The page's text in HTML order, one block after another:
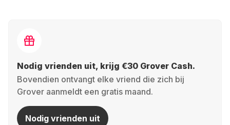
Nodig vrienden uit, krijg €30 Grover Cash.
Bovendien ontvangt elke vriend die zich bij
Grover aanmeldt een gratis maand.
Nodig vrienden uit